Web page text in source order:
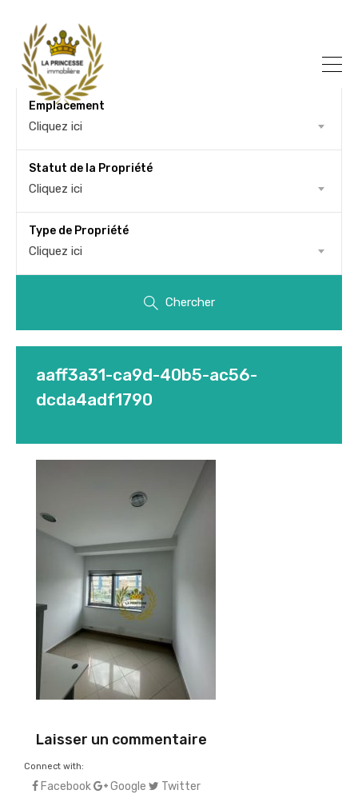
Emplacement
Cliquez ici
Statut de la Propriété
Cliquez ici
Type de Propriété
Cliquez ici
Chercher
aaff3a31-ca9d-40b5-ac56-
dcda4adf1790
Laisser un commentaire
Connect with:
Facebook Google
Twitter